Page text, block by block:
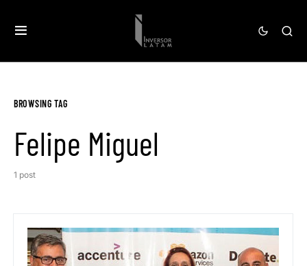
BROWSING TAG
Felipe Miguel
1 post